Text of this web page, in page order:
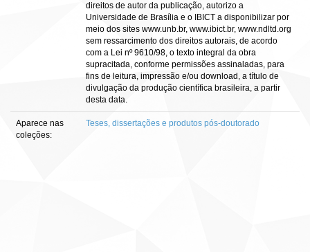
direitos de autor da publicação, autorizo a
Universidade de Brasília e o IBICT a disponibilizar por
meio dos sites www.unb.br, www.ibict.br, www.ndltd.org
sem ressarcimento dos direitos autorais, de acordo
com a Lei nº 9610/98, o texto integral da obra
supracitada, conforme permissões assinaladas, para
fins de leitura, impressão e/ou download, a título de
divulgação da produção científica brasileira, a partir
desta data.
Aparece nas
coleções:
Teses, dissertações e produtos pós-doutorado